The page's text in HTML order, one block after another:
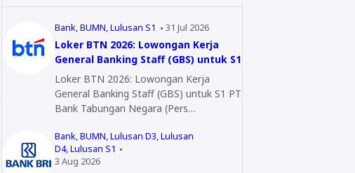
Bank BUMN Lulusan S1 31 Jul 2026
Loker BTN 2026: Lowongan Kerja
General Banking Staff (GBS) untuk S1
Loker BTN 2026: Lowongan Kerja
General Banking Staff (GBS) untuk S1 PT
Bank Tabungan Negara (Pers…
Bank BUMN Lulusan D3 Lulusan
D4 Lulusan S1
3 Aug 2026